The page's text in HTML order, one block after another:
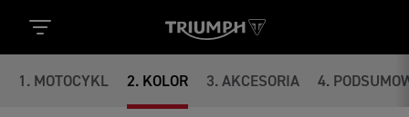
1 . MOTOCYKL 2. KOLOR 3. AKCESORIA 4.